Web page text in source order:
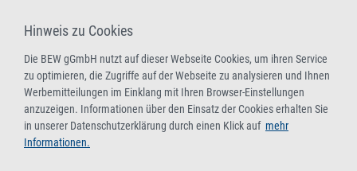
Hinweis zu Cookies
Die BEW gGmbH nutzt auf dieser Webseite Cookies, um ihren Service
zu optimieren, die Zugriffe auf der Webseite zu analysieren und Ihnen
Werbemitteilungen im Einklang mit Ihren Browser-Einstellungen
anzuzeigen. Informationen über den Einsatz der Cookies erhalten Sie
in unserer Datenschutzerklärung durch einen Klick auf mehr
Informationen.